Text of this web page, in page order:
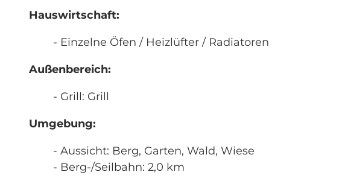
Hauswirtschaft:
- Einzelne Öfen / Heizlüfter / Radiatoren
Außenbereich:
- Grill: Grill
Umgebung:
- Aussicht: Berg, Garten, Wald, Wiese
- Berg-/Seilbahn: 2,0 km